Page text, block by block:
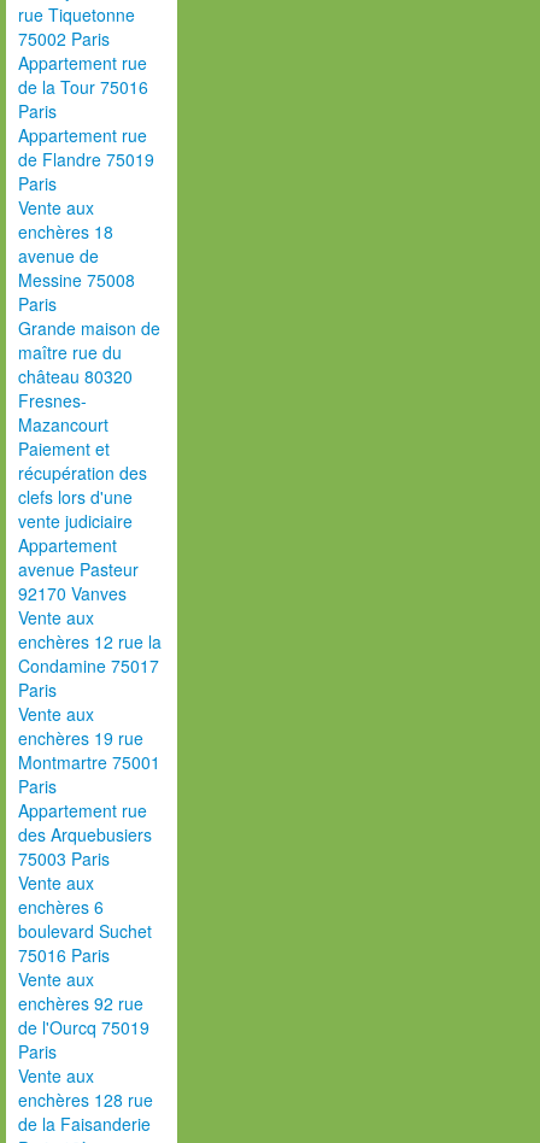
rue Tiquetonne
75002 Paris
Appartement rue
de la Tour 75016
Paris
Appartement rue
de Flandre 75019
Paris
Vente aux
enchères 18
avenue de
Messine 75008
Paris
Grande maison de
maître rue du
château 80320
Fresnes-
Mazancourt
Paiement et
récupération des
clefs lors d'une
vente judiciaire
Appartement
avenue Pasteur
92170 Vanves
Vente aux
enchères 12 rue la
Condamine 75017
Paris
Vente aux
enchères 19 rue
Montmartre 75001
Paris
Appartement rue
des Arquebusiers
75003 Paris
Vente aux
enchères 6
boulevard Suchet
75016 Paris
Vente aux
enchères 92 rue
de l'Ourcq 75019
Paris
Vente aux
enchères 128 rue
de la Faisanderie